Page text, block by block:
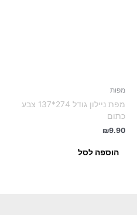
מפות
מפת ניילון גודל 274*137 צבע
כתום
₪9.90
הוספה לסל